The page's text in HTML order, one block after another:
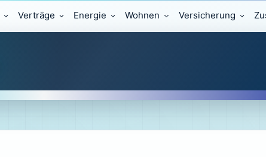
Verträge Energie Wohnen Versicherung